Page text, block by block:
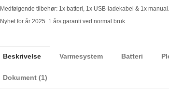
Medfølgende tilbehør: 1x batteri, 1x USB-ladekabel & 1x manual.
Nyhet for år 2025. 1 års garanti ved normal bruk.
Beskrivelse Varmesystem Batteri
Dokument (1)